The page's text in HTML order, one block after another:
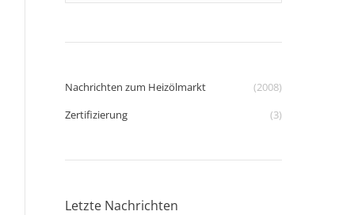
Nachrichten zum Heizölmarkt
(2008)
Zertifizierung
(3)
Letzte Nachrichten